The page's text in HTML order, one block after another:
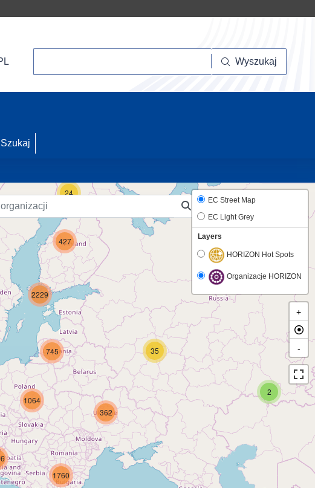
Wyszukaj
Szukaj
2
362
35
1760
745
62
24
427
2229
1064
EC Street Map
EC Light Grey
Layers
HORIZON Hot Spots
Organizacje HORIZON
+
-